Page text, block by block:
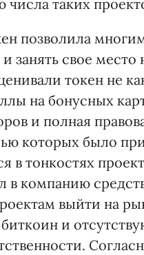
таких
позволила
занять свое место
токен не
на бонусных
и полная
которых было
в тонкостях
в компанию
выйти на
и